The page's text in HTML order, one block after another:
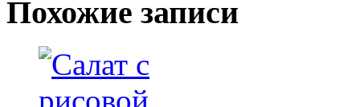
Похожие записи